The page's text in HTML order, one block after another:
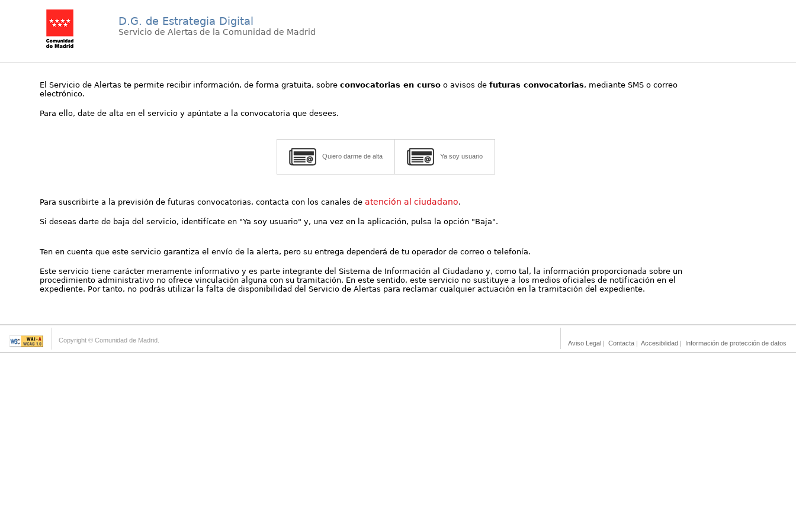
D.G. de Estrategia Digital
Servicio de Alertas de la Comunidad de Madrid
El Servicio de Alertas te permite recibir información, de forma gratuita, sobreconvocatorias en curso o avisos defuturas convocatorias, mediante SMS o correo
electrónico.
Para ello, date de alta en el servicio y apúntate a la convocatoria que desees.
Quiero darme de alta Ya soy usuario
Para suscribirte a la previsión de futuras convocatorias, contacta con los canales deatención al ciudadano.
Si deseas darte de baja del servicio, identifícate en "Ya soy usuario" y, una vez en la aplicación, pulsa la opción "Baja".
Ten en cuenta que este servicio garantiza el envío de la alerta, pero su entrega dependerá de tu operador de correo o telefonía.
Este servicio tiene carácter meramente informativo y es parte integrante del Sistema de Información al Ciudadano y, como tal, la información proporcionada sobre un
procedimiento administrativo no ofrece vinculación alguna con su tramitación. En este sentido, este servicio no sustituye a los medios oficiales de notificación en el
expediente. Por tanto, no podrás utilizar la falta de disponibilidad del Servicio de Alertas para reclamar cualquier actuación en la tramitación del expediente.
Copyright © Comunidad de Madrid. Aviso Legal | Contacta | Accesibilidad | Información de protección de datos